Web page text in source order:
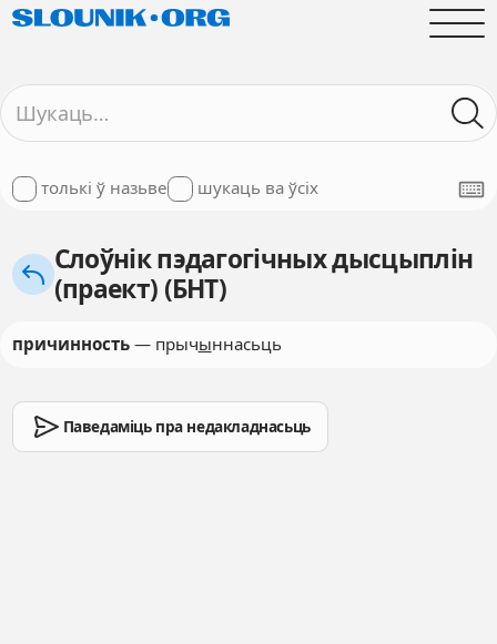
толькі ў назьве шукаць ва ўсіх
Слоўнік пэдагогічных дысцыплін
(праект) (БНТ)
причинность— прычыннасьць
Паведаміць пра недакладнасьць